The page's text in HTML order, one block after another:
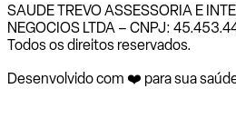
SAUDE TREVO ASSESSORIA E
NEGOCIOS LTDA – CNPJ:
Todos os direitos reservados.
Desenvolvido com ❤️ para sua